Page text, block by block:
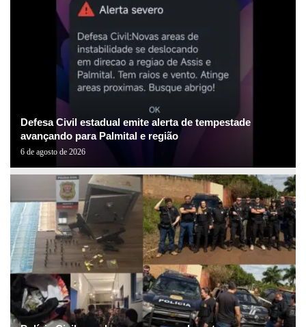
Defesa Civil estadual emite alerta de tempestade
avançando para Palmital e região
6 de agosto de 2026